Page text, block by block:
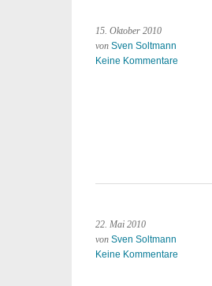
15. Oktober 2010
von Sven Soltmann
Keine Kommentare
22. Mai 2010
von Sven Soltmann
Keine Kommentare